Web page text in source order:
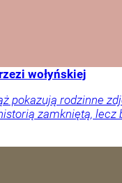
wołyńskiej
pokazują rodzinne
zamkniętą, lecz